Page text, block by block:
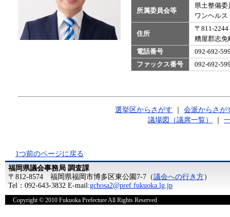
所属委員会等
県土整備委
ワンヘル
住所
〒811-2244
糟屋郡志免
電話番号
092-692-
ファックス番号
092-692-
選挙区からさがす ｜会派からさが
議場図（議席一覧）
｜
1つ前のページに戻る
福岡県議会事務局 調査課
〒812-8574 福岡県福岡市博多区東公園7-7（議会への行き方）
Tel：092-643-3832 E-mail:gchosa2@pref.fukuoka.lg.jp
Copyright © 2010 Fukuoka Prefecture All Rights Reserved